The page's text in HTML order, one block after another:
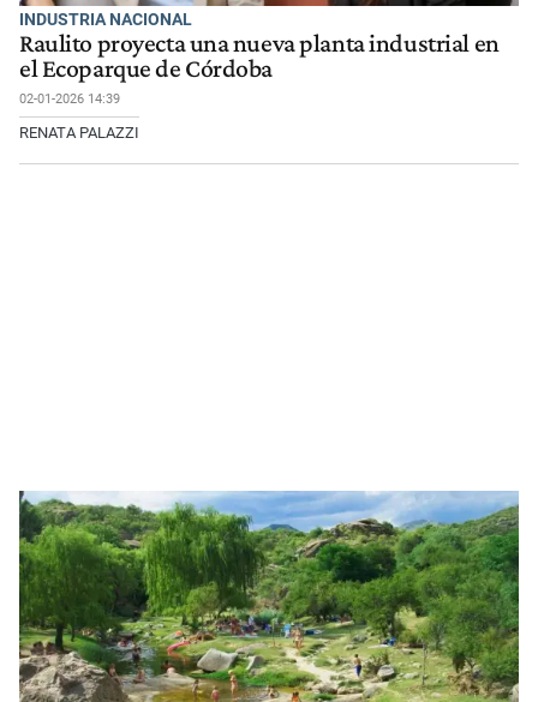
INDUSTRIA NACIONAL
Raulito proyecta una nueva planta industrial en
el Ecoparque de Córdoba
02-01-2026 14:39
RENATA PALAZZI